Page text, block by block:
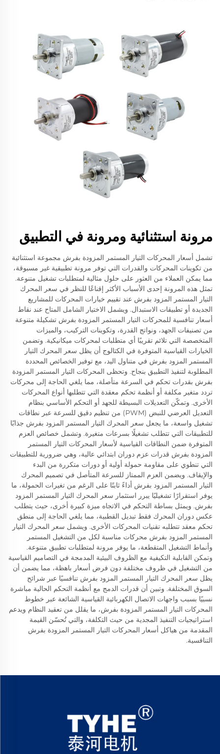
مرونة استثنائية ومرونة في التطبيق
تشمل أسعار المحركات التيار المستمر المزودة بفرش مجموعة استثنائية
من تكوينات المحركات والقدرات التي توفر مرونة تطبيقية غير مسبوقة،
مما يمكن العملاء من العثور على حلول مثالية لمتطلبات تشغيل متنوعة.
تمثل هذه المرونة إحدى الأسباب الأكثر إقناعًا للنظر في سعر المحرك
التيار المستمر المزود بفرش عند تقييم خيارات المحركات للمشاريع
الجديدة أو تطبيقات الاستبدال. ويشمل الاختيار الشامل المتاح عند نقاط
أسعار تنافسية للمحركات التيار المستمر المزودة بفرش تشكيلة متنوعة
من تصنيفات الجهد، ونواتج القدرة، وتكوينات التركيب، والميزات
المتخصصة التي تلائم تقريبًا أي متطلبات لمحركات ميكانيكية. وتضمن
الخيارات القياسية المتوفرة في الكتالوج أن يظل سعر المحرك التيار
المستمر المزود بفرش في متناول اليد، مع توفير الخصائص المحددة
المطلوبة لتنفيذ التطبيق بنجاح. وتحظى المحركات التيار المستمر المزودة
بفرش بقدرات تحكم في السرعة متأصلة، مما يلغي الحاجة إلى محركات
تردد متغير مكلفة أو أنظمة تحكم معقدة التي تتطلبها أنواع المحركات
الأخرى. وتمكّن التعديلات البسيطة للجهد أو التحكم الأساسي بنظام
التعديل العرضي للنبض (PWM) من تنظيم دقيق للسرعة عبر نطاقات
تشغيل واسعة، ما يجعل سعر المحرك التيار المستمر المزود بفرش جذابًا
للتطبيقات التي تتطلب تشغيلًا بسرعات متغيرة. وتشمل خصائص العزم
المتوفرة ضمن النطاقات القياسية لأسعار المحركات التيار المستمر
المزودة بفرش قدرات عزم دوران ابتدائي عالية، وهي ضرورية للتطبيقات
التي تنطوي على مقاومة حمولة أولية أو دورات متكررة من البدء
والإيقاف. ويضمن العزم الممتاز للسرعة المتأصل في تصميم المحرك
التيار المستمر المزود بفرش أداءً ثابتًا على الرغم من تغيرات الحمولة، ما
يوفر استقرارًا تشغيليًا يبرر استثمار سعر المحرك التيار المستمر المزود
بفرش. ويمثل بساطة التحكم في الاتجاه ميزة كبيرة أخرى، حيث يتطلب
عكس دوران المحرك فقط تبديل القطبية، مما يلغي الحاجة إلى منطق
تحكم معقد تتطلبه تقنيات المحركات الأخرى. ويشمل سعر المحرك التيار
المستمر المزود بفرش محركات مناسبة لكل من التشغيل المستمر
وأنماط التشغيل المتقطعة، ما يوفر مرونة لمتطلبات تطبيق متنوعة.
وتمكن القابلية التكيفية مع الظروف البيئية المدمجة في التصاميم القياسية
من التشغيل في ظروف مختلفة دون فرض أسعار باهظة، مما يضمن أن
يظل سعر المحرك التيار المستمر المزود بفرش تنافسيًا عبر شرائح
السوق المختلفة. وتبين أن قدرات الدمج مع أنظمة التحكم الحالية مباشرة
نسبيًا بسبب واجهات الاتصال الكهربائية القياسية الشائعة عبر خطوط
المحركات التيار المستمر المزودة بفرش، ما يقلل من تعقيد النظام ويدعم
استراتيجيات التنفيذ المجدية من حيث التكلفة، والتي تُحسّن القيمة
المقدمة من هياكل أسعار المحركات التيار المستمر المزودة بفرش
التنافسية.